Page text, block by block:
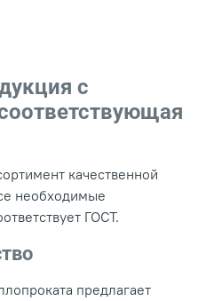
с
качественной
необходимые
ГОСТ.
предлагает